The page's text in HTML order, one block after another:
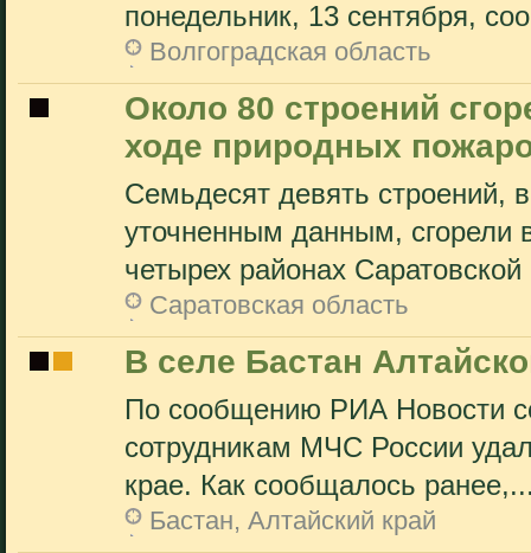
понедельник, 13 сентября,
Волгоградская область
Около 80 строений
ходе природных
Семьдесят девять строений,
уточненным данным, сгорели
четырех районах
Саратовская область
В селе Бастан
По сообщению РИА Новости
сотрудникам МЧС России
крае. Как сообщалось
Бастан, Алтайский край